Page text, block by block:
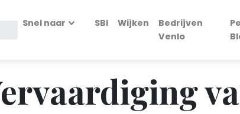
Snel naar SBI Wijken
Bedrijven
Venlo